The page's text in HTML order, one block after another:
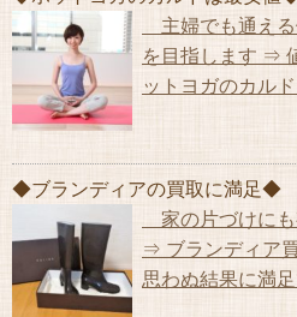
主婦でも通える
を目指します ⇒
ットヨガのカル
◆ブランディアの買取に満足◆
家の片づけにも
⇒ ブランディア
思わぬ結果に満足